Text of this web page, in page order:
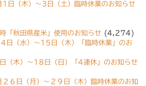
1日（木）〜3日（土）臨時休業のお知らせ
「秋田県産米」使用のお知らせ (4,274)
日（水）〜15日（木）「臨時休業」のお
（木）〜18日（日）「4連休」のお知らせ
２６日（月）〜２９日（木）臨時休業のお知